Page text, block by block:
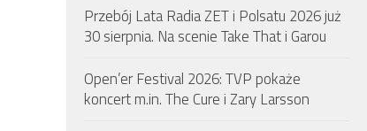
Przebój Lata Radia ZET i Polsatu 2026 już
30 sierpnia. Na scenie Take That i Garou
Open’er Festival 2026: TVP pokaże
koncert m.in. The Cure i Zary Larsson